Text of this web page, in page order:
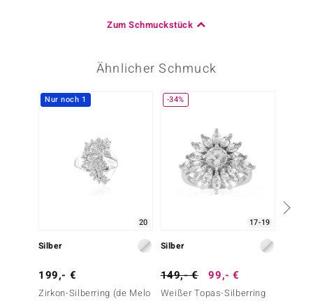
Zum Schmuckstück
Ähnlicher Schmuck
Nur noch 1
20
Silber
199,- €
Zirkon-Silberring (de Melo
-34%
17-19
Silber
149,- € 99,- €
Weißer Topas-Silberring